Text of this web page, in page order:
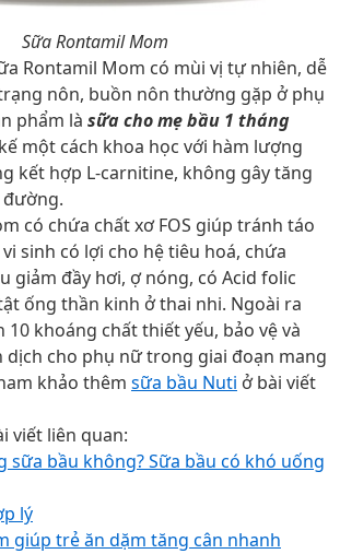
Sữa Rontamil Mom
Rontamil Mom có mùi vị tự nhiên, dễ
nôn, buồn nôn thường gặp ở phụ
phẩm là sữa cho mẹ bầu 1 tháng
một cách khoa học với hàm lượng
kết hợp L-carnitine, không gây tăng
có chứa chất xơ FOS giúp tránh táo
sinh có lợi cho hệ tiêu hoá, chứa
giảm đầy hơi, ợ nóng, có Acid folic
ống thần kinh ở thai nhi. Ngoài ra
10 khoáng chất thiết yếu, bảo vệ và
cho phụ nữ trong giai đoạn mang
khảo thêm sữa bầu Nuti ở bài viết
viết liên quan:
sữa bầu không? Sữa bầu có khó uống
lý
giúp trẻ ăn dặm tăng cân nhanh